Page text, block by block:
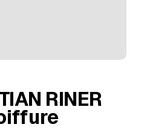
5 Sternen bei 4 Bewertungen
RINER